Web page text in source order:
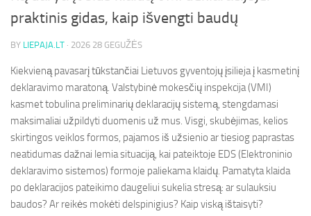
praktinis gidas, kaip išvengti baudų
BY LIEPAJA.LT · 2026 28 GEGUŽĖS
Kiekvieną pavasarį tūkstančiai Lietuvos gyventojų įsilieja į kasmetinį
deklaravimo maratoną. Valstybinė mokesčių inspekcija (VMI)
kasmet tobulina preliminarių deklaracijų sistemą, stengdamasi
maksimaliai užpildyti duomenis už mus. Visgi, skubėjimas, kelios
skirtingos veiklos formos, pajamos iš užsienio ar tiesiog paprastas
neatidumas dažnai lemia situaciją, kai pateiktoje EDS (Elektroninio
deklaravimo sistemos) formoje paliekama klaidų. Pamatyta klaida
po deklaracijos pateikimo daugeliui sukelia stresą: ar sulauksiu
baudos? Ar reikės mokėti delspinigius? Kaip viską ištaisyti?